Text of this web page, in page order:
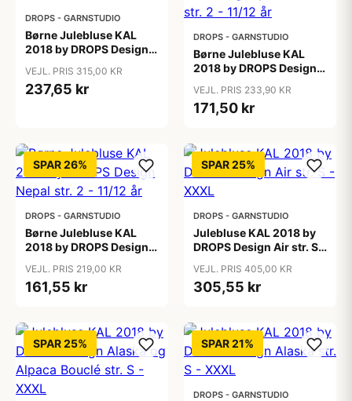
DROPS - GARNSTUDIO
Børne Julebluse KAL
2018 by DROPS Design
VEJL. PRIS 315,00 KR
237,65 kr
DROPS - GARNSTUDIO
Børne Julebluse KAL
2018 by DROPS Design
str. 2 - 11/12 år
VEJL. PRIS 233,90 KR
171,50 kr
SPAR 26%
DROPS - GARNSTUDIO
Børne Julebluse KAL
2018 by DROPS Design
VEJL. PRIS 219,00 KR
161,55 kr
SPAR 25%
DROPS - GARNSTUDIO
Julebluse KAL 2018 by
DROPS Design Air str. S -
VEJL. PRIS 405,00 KR
305,55 kr
SPAR 25% SPAR 21%
DROPS - GARNSTUDIO